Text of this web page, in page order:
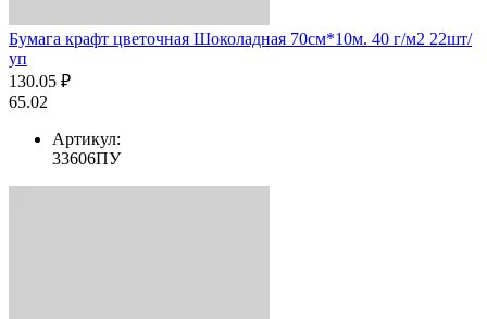
Бумага крафт цветочная Шоколадная 70см*10м. 40 г/м2 22шт/
уп
130.05 ₽
65.02
Артикул:
33606ПУ